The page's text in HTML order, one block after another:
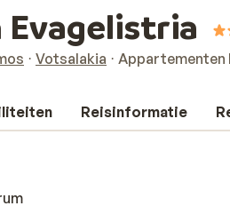
Votsalakia Appartementen
Reisinformatie